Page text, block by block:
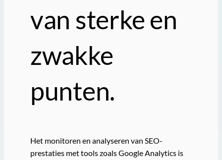
van sterke en
zwakke
punten.
Het monitoren en analyseren van SEO-
prestaties met tools zoals Google Analytics is